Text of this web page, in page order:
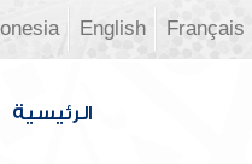
Français
English
الرئيسية